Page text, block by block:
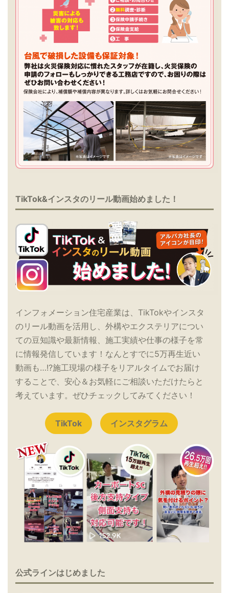
TikTok&インスタのリール動画始めました！
インフォメーション住宅産業は、TikTokやインスタ
のリール動画を活用し、外構やエクステリアについ
ての豆知識や最新情報、施工実績や仕事の様子を常
に情報発信しています！なんとすでに5万再生近い
動画も…!?施工現場の様子をリアルタイムでお届け
することで、安心＆お気軽にご相談いただけたらと
考えています。ぜひチェックしてみてください！
TikTok インスタグラム
公式ラインはじめました